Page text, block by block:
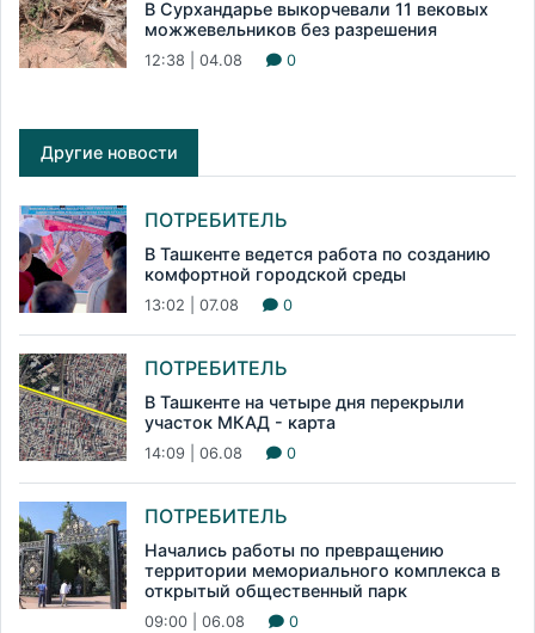
В Сурхандарье выкорчевали 11 вековых
можжевельников без разрешения
12:38 | 04.08 0
Другие новости
ПОТРЕБИТЕЛЬ
В Ташкенте ведется работа по созданию
комфортной городской среды
13:02 | 07.08 0
ПОТРЕБИТЕЛЬ
В Ташкенте на четыре дня перекрыли
участок МКАД - карта
14:09 | 06.08 0
ПОТРЕБИТЕЛЬ
Начались работы по превращению
территории мемориального комплекса в
открытый общественный парк
09:00 | 06.08 0